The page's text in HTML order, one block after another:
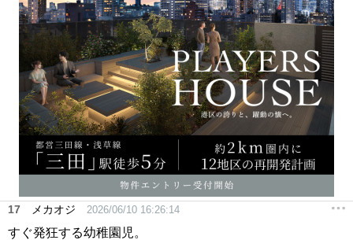
17 メカオジ 2026/06/10 16:26:14
すぐ発狂する幼稚園児。